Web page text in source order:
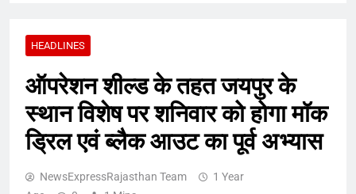
HEADLINES
ऑपरेशन शील्ड के तहत जयपुर के
स्थान विशेष पर शनिवार को होगा मॉक
ड्रिल एवं ब्लैक आउट का पूर्व अभ्यास
NewsExpressRajasthan Team
1 Year